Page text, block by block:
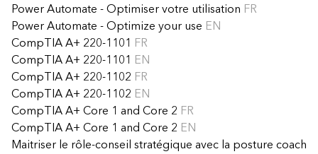
Power Automate - Optimiser votre utilisation FR
Power Automate - Optimize your use EN
CompTIA A+ 220-1101 FR
CompTIA A+ 220-1101 EN
CompTIA A+ 220-1102 FR
CompTIA A+ 220-1102 EN
CompTIA A+ Core 1 and Core 2 FR
CompTIA A+ Core 1 and Core 2 EN
Maitriser le rôle-conseil stratégique avec la posture coach